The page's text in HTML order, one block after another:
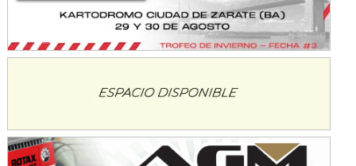
NORESTE SANTAFESINO - F6
José Samuel Sánchez (Tierra)
Rufino (Santa Fe)